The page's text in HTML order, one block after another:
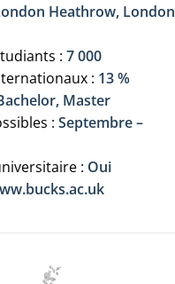
Heathrow, London
: 7 000
: 13 %
Master
: Septembre –
: Oui